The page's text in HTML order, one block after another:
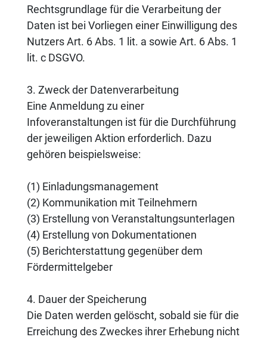
Rechtsgrundlage für die Verarbeitung der
Daten ist bei Vorliegen einer Einwilligung des
Nutzers Art. 6 Abs. 1 lit. a sowie Art. 6 Abs. 1
lit. c DSGVO.
3. Zweck der Datenverarbeitung
Eine Anmeldung zu einer
Infoveranstaltungen ist für die Durchführung
der jeweiligen Aktion erforderlich. Dazu
gehören beispielsweise:
(1) Einladungsmanagement
(2) Kommunikation mit Teilnehmern
(3) Erstellung von Veranstaltungsunterlagen
(4) Erstellung von Dokumentationen
(5) Berichterstattung gegenüber dem
Fördermittelgeber
4. Dauer der Speicherung
Die Daten werden gelöscht, sobald sie für die
Erreichung des Zweckes ihrer Erhebung nicht